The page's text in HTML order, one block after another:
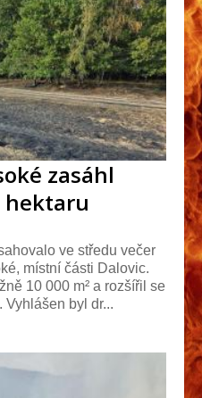
zasáhl
hektaru
ve středu večer
místní části Dalovic.
10 000 m² a rozšířil se
byl dr...